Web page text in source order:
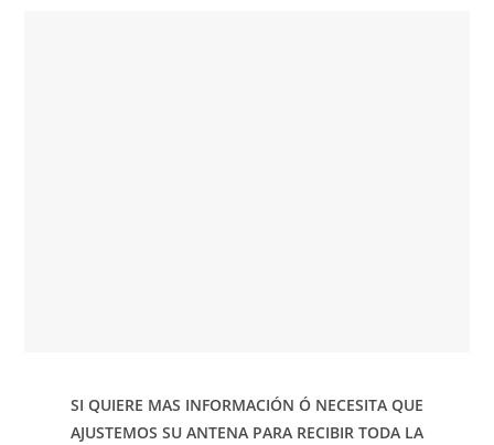
SI QUIERE MAS INFORMACIÓN Ó NECESITA QUE
AJUSTEMOS SU ANTENA PARA RECIBIR TODA LA